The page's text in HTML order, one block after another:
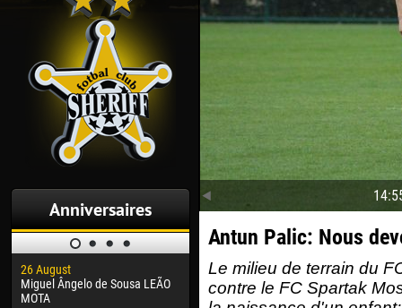
Anniversaires
26 August
Miguel Ângelo de Sousa LEÃO
MOTA
30 January
Dhoraso Moreo KLAS
04
Antun Palic: Nous
Le milieu de terrain du
contre le FC Spartak